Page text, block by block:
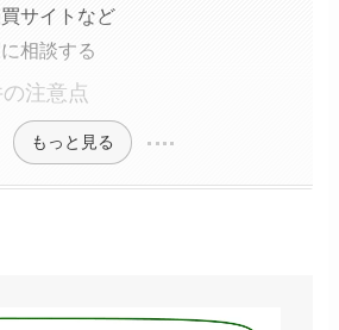
サイトなど
相談する
注意点
もっと見る